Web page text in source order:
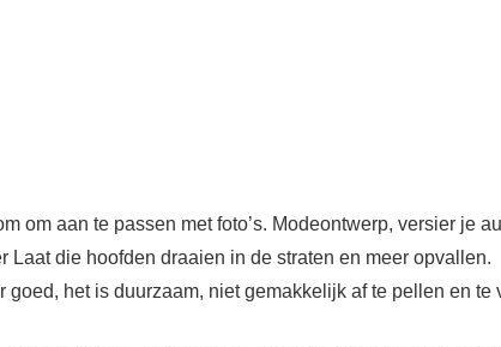
aan te passen met foto’s. Modeontwerp, versier je
die hoofden draaien in de straten en meer opvallen.
het is duurzaam, niet gemakkelijk af te pellen en te